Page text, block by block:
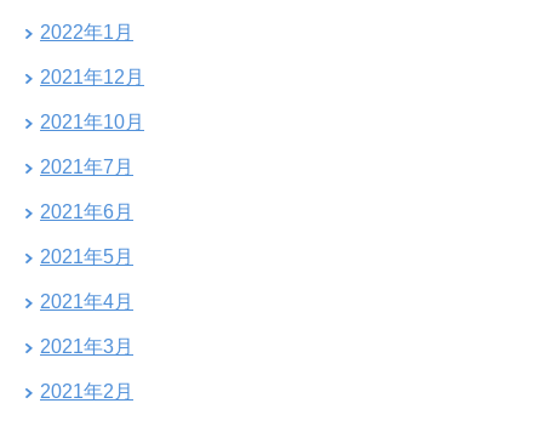
2022年1月
2021年12月
2021年10月
2021年7月
2021年6月
2021年5月
2021年4月
2021年3月
2021年2月